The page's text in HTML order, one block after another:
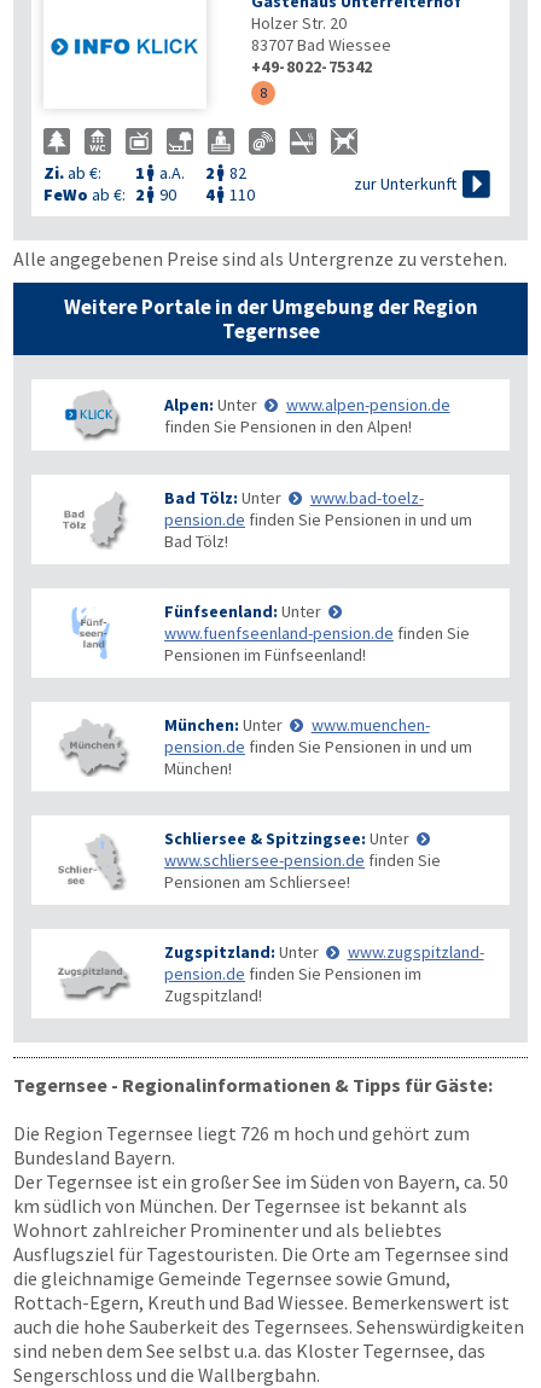
Holzer Str. 20
83707Bad Wiessee
+49-8022-75342
8
Zi.ab €: 1  a.A. 2  82
FeWo ab €: 2  90 4 110
zur Unterkunft 
Alle angegebenen Preise sind als Untergrenze zu verstehen.
Weitere Portale in der Umgebung der Region
Tegernsee
Alpen: Unter
www.alpen-pension.de
finden Sie Pensionen in den Alpen!
Bad Tölz: Unter
www.bad-toelz-
pension.de finden Sie Pensionen in und um
Bad Tölz!
Fünfseenland: Unter
www.fuenfseenland-pension.de finden Sie
Pensionen im Fünfseenland!
München: Unter
www.muenchen-
pension.de finden Sie Pensionen in und um
München!
Schliersee & Spitzingsee: Unter
www.schliersee-pension.de finden Sie
Pensionen am Schliersee!
Zugspitzland: Unter
www.zugspitzland-
pension.de finden Sie Pensionen im
Zugspitzland!
Tegernsee - Regionalinformationen & Tipps für Gäste:
Die Region Tegernsee liegt 726 m hoch und gehört zum
Bundesland Bayern.
Der Tegernsee ist ein großer See im Süden von Bayern, ca. 50
km südlich von München. Der Tegernsee ist bekannt als
Wohnort zahlreicher Prominenter und als beliebtes
Ausflugsziel für Tagestouristen. Die Orte am Tegernsee sind
die gleichnamige Gemeinde Tegernsee sowie Gmund,
Rottach-Egern, Kreuth und Bad Wiessee. Bemerkenswert ist
auch die hohe Sauberkeit des Tegernsees. Sehenswürdigkeiten
sind neben dem See selbst u.a. das Kloster Tegernsee, das
Sengerschloss und die Wallbergbahn.